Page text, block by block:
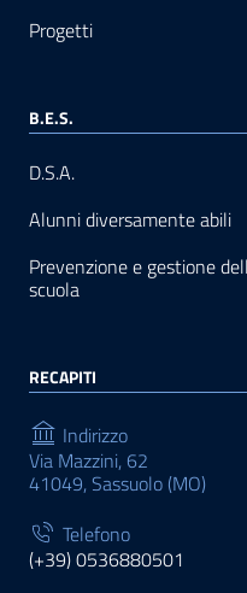
Progetti
B.E.S.
D.S.A.
Alunni diversamente abili
Prevenzione e gestione
scuola
RECAPITI
Indirizzo
Via Mazzini, 62
41049, Sassuolo (MO)
Telefono
(+39) 0536880501